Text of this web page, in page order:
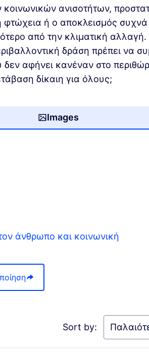
κοινωνικών ανισοτήτων,
φτώχεια ή ο αποκλεισμός
από την κλιματική
δράση πρέπει να
αφήνει κανέναν στο
δίκαιη για όλους;
Images
στον άνθρωπο και
άνθρωπο και κοινωνική
Sort by: